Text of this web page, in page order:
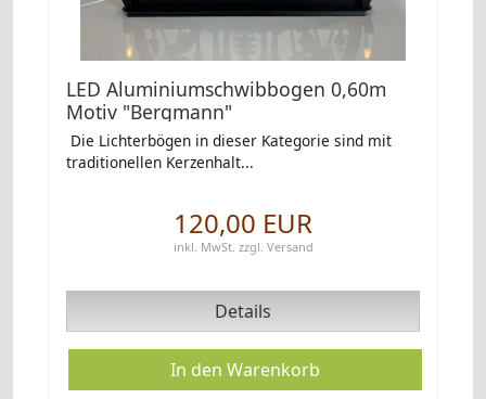
LED Aluminiumschwibbogen 0,60m
Motiv "Bergmann"
Die Lichterbögen in dieser Kategorie sind mit
traditionellen Kerzenhalt...
120,00 EUR
inkl. MwSt. zzgl. Versand
Details